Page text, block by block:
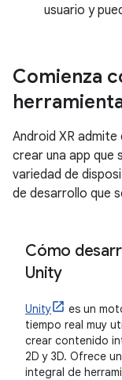
usuario y
Comienza
Android XR
crear una app que
variedad de
de desarrollo que
Cómo
Unity
Unity
es un
tiempo real muy
crear contenido
2D y 3D. Ofrece
integral de